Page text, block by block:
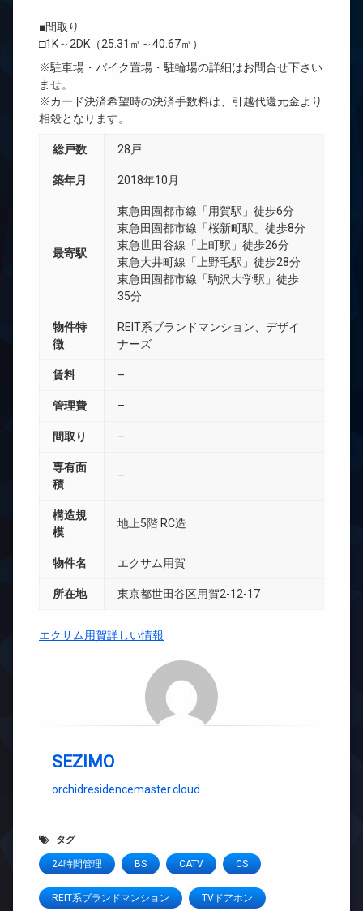
―――――――
■間取り
□1K～2DK（25.31㎡～40.67㎡）
※駐車場・バイク置場・駐輪場の詳細はお問合せ下さい
ませ。
※カード決済希望時の決済手数料は、引越代還元金より
相殺となります。
総戸数 28戸
築年月 2018年10月
最寄駅
東急田園都市線「用賀駅」徒歩6分
東急田園都市線「桜新町駅」徒歩8分
東急世田谷線「上町駅」徒歩26分
東急大井町線「上野毛駅」徒歩28分
東急田園都市線「駒沢大学駅」徒歩
35分
物件特
徴
REIT系ブランドマンション、デザイ
ナーズ
賃料 –
管理費 –
間取り –
専有面
積
–
構造規
模
地上5階 RC造
物件名 エクサム用賀
所在地 東京都世田谷区用賀2-12-17
エクサム用賀詳しい情報
SEZIMO
orchidresidencemaster.cloud
タグ
24時間管理 BS CATV CS
REIT系ブランドマンション TVドアホン